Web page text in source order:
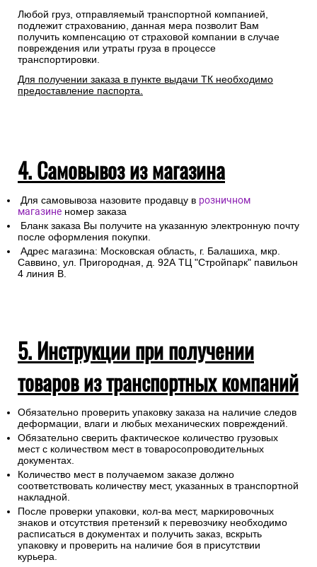
Любой груз, отправляемый транспортной компанией,
подлежит страхованию, данная мера позволит Вам
получить компенсацию от страховой компании в случае
повреждения или утраты груза в процессе
транспортировки.
Для получении заказа в пункте выдачи ТК необходимо
предоставление паспорта.
4. Самовывоз из магазина
Для самовывоза назовите продавцу в розничном
магазине номер заказа
Бланк заказа Вы получите на указанную электронную почту
после оформления покупки.
Адрес магазина: Московская область, г. Балашиха, мкр.
Саввино, ул. Пригородная, д. 92А ТЦ "Стройпарк" павильон
4 линия В.
5. Инструкции при получении
товаров из транспортных компаний
Обязательно проверить упаковку заказа на наличие следов
деформации, влаги и любых механических повреждений.
Обязательно сверить фактическое количество грузовых
мест с количеством мест в товаросопроводительных
документах.
Количество мест в получаемом заказе должно
соответствовать количеству мест, указанных в транспортной
накладной.
После проверки упаковки, кол-ва мест, маркировочных
знаков и отсутствия претензий к перевозчику необходимо
расписаться в документах и получить заказ, вскрыть
упаковку и проверить на наличие боя в присутствии
курьера.